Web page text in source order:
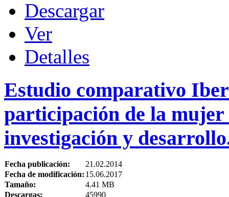
Descargar
Ver
Detalles
Estudio comparativo
participación de la mujer
investigación y
Fecha publicación:
21.02.2014
Fecha de modificación: 15.06.2017
Tamaño:
4.41 MB
Descargas:
45990